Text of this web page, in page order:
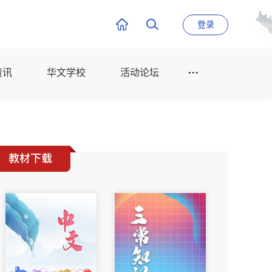
登录
讯 华文学校 活动论坛